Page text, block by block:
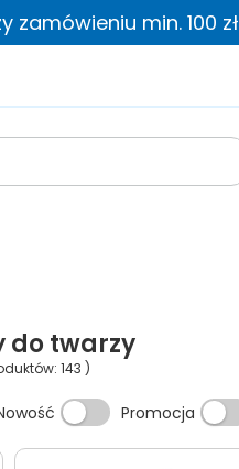
min. 100 zł
do twarzy
143 )
Promocja